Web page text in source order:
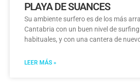
PLAYA DE SUANCES
Su ambiente surfero es de los más
Cantabria con un buen nivel de
habituales, y con una cantera de
LEER MÁS »